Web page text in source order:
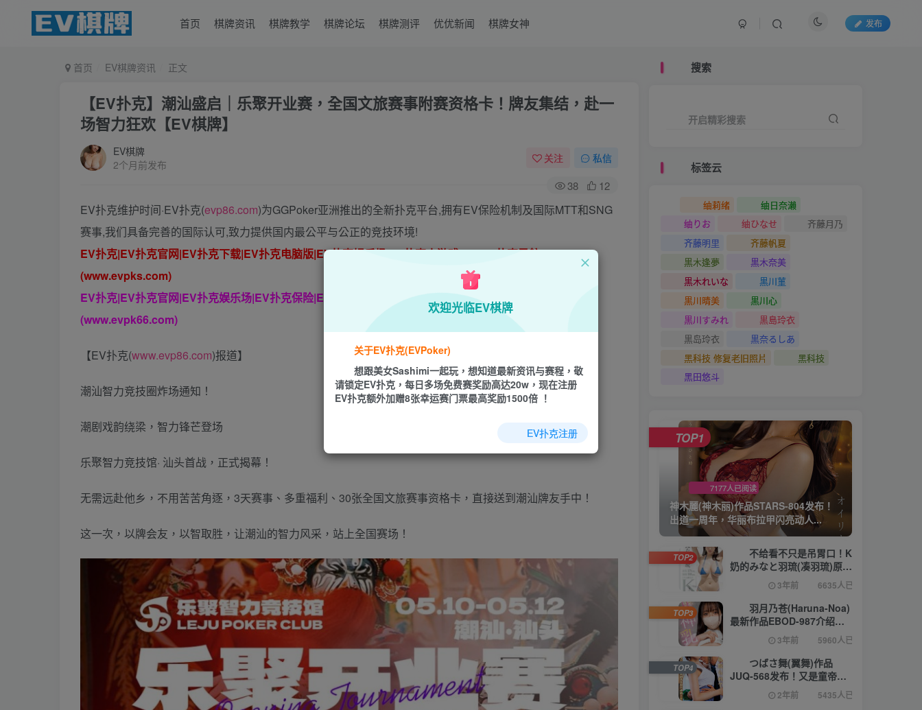
首页 棋牌资讯 棋牌教学 棋牌论坛 棋牌测评 优优新闻 棋牌女神 发布
首页 EV棋牌资讯 正文
【EV扑克】潮汕盛启｜乐聚开业赛，全国文旅赛事附赛资格卡！牌友集结，赴一
场智力狂欢【EV棋牌】
EV棋牌
2个月前发布
关注 私信
38 12
EV扑克维护时间·EV扑克(evp86.com)为GGPoker亚洲推出的全新扑克平台,拥有EV保险机制及国际MTT和SNG
赛事,我们具备完善的国际认可,致力提供国内最公平与公正的竞技环境!
EV扑克|EV扑克官网|EV扑克下载|EV扑克电脑版|EV扑克娱乐场|EV扑克小游戏——EV扑克导航
(www.evpks.com)
EV扑克|EV扑克官网|EV扑克娱乐场|EV扑克保险|EV扑克娱乐场|EV扑克游戏网址发布页——EV扑克下载
(www.evpk66.com)
【EV扑克(www.evp86.com)报道】
潮汕智力竞技圈炸场通知！
潮剧戏韵绕梁，智力锋芒登场
乐聚智力竞技馆· 汕头首战，正式揭幕！
无需远赴他乡，不用苦苦角逐，3天赛事、多重福利、30张全国文旅赛事资格卡，直接送到潮汕牌友手中！
这一次，以牌会友，以智取胜，让潮汕的智力风采，站上全国赛场！
搜索
开启精彩搜索
标签云
䌷莉绪
䌷日奈濑
䌷りお
䌷ひなせ
齐藤月乃
齐藤明里
齐藤帆夏
黒木逢夢
黒木奈美
黒木れいな
黒川菫
黒川晴美
黒川心
黒川すみれ
黒島玲衣
黒岛玲衣
黒奈るしあ
黑科技 修复老旧照片
黑科技
黑田悠斗
7177人已阅读
神木麗(神木丽)作品STARS-804发布！
出道一周年，华丽布拉甲闪亮动人...
TOP1
不给看不只是吊胃口！K
奶的みなと羽琉(凑羽琉)原来
是无码妹「水原圣子」？
【EV棋牌】3年前 6635人已阅读
TOP2
羽月乃苍(Haruna-Noa)
最新作品EBOD-987介绍及
封面预览【EV棋牌】
3年前 5960人已阅读
TOP3
つばさ舞(翼舞)作品
JUQ-568发布！又是童帝！
奇迹的合作第四弹、被他插
到发狂！【EV棋牌】
2年前 5435人已阅读
TOP4
欢迎光临EV棋牌
关于EV扑克(EVPoker)
想跟美女Sashimi一起玩，想知道最新资讯与赛程，敬
请锁定EV扑克，每日多场免费赛奖励高达20w，现在注册
EV扑克额外加赠8张幸运赛门票最高奖励1500倍 ！
EV扑克注册